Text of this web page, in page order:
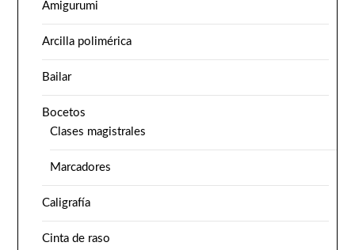
Amigurumi
Arcilla polimérica
Bailar
Bocetos
Clases magistrales
Marcadores
Caligrafía
Cinta de raso